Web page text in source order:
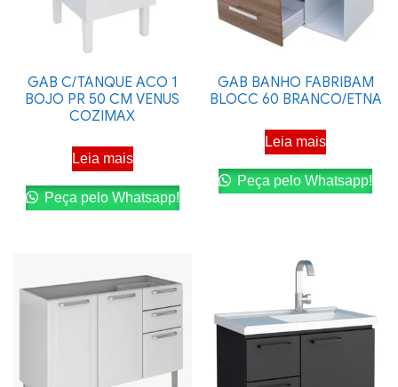
GAB C/TANQUE ACO 1
BOJO PR 50 CM VENUS
COZIMAX
Leia mais
Peça pelo Whatsapp!
GAB BANHO FABRIBAM
BLOCC 60 BRANCO/ETNA
Leia mais
Peça pelo Whatsapp!